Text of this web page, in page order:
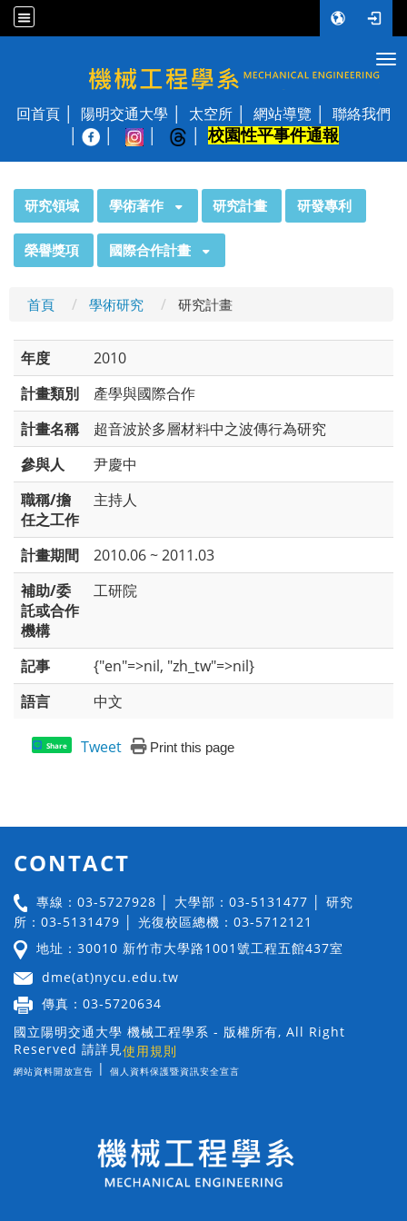
國立陽明交通大學 機械工程學系
回首頁 陽明交通大學 太空所 網站導覽
聯絡我們
校園性平事件通報
研究領域 學術著作 研究計畫 研發專利
榮譽獎項 國際合作計畫
首頁 學術研究 研究計畫
年度
2010
計畫類別
產學與國際合作
計畫名稱
超音波於多層材料中之波傳行為研究
參與人
尹慶中
職稱/擔
任之工作
主持人
計畫期間
2010.06 ~ 2011.03
補助/委
託或合作
機構
工研院
記事
{"en"=>nil, "zh_tw"=>nil}
語言
中文
Share Tweet Print this page
CONTACT
專線：03-5727928 │ 大學部：03-5131477 │ 研究
所：03-5131479 │ 光復校區總機：03-5712121
地址：30010 新竹市大學路1001號工程五館437室
dme(at)nycu.edu.tw
傳真：03-5720634
國立陽明交通大學 機械工程學系 - 版權所有, All Right
Reserved 請詳見使用規則
網站資料開放宣告 | 個人資料保護暨資訊安全宣言